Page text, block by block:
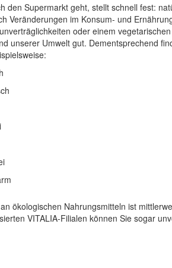
den Supermarkt geht, stellt schnell fest:
Veränderungen im Konsum- und
oder einem
unserer Umwelt gut. Dementsprechend
ökologischen Nahrungsmitteln ist
VITALIA-Filialen können Sie sogar